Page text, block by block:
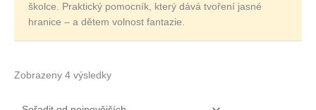
školce. Praktický pomocník, který dává tvoření jasné
hranice – a dětem volnost fantazie.
Zobrazeny 4 výsledky